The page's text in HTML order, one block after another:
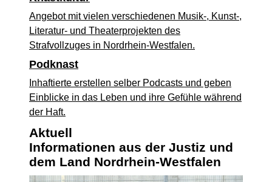
Angebot mit vielen verschiedenen Musik-, Kunst-,
Literatur- und Theaterprojekten des
Strafvollzuges in Nordrhein-Westfalen.
Podknast
Inhaftierte erstellen selber Podcasts und geben
Einblicke in das Leben und ihre Gefühle während
der Haft.
Aktuell
Informationen aus der Justiz und
dem Land Nordrhein-Westfalen